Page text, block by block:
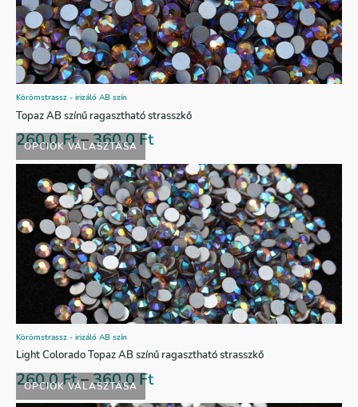
OPCIÓK VÁLASZTÁSA
Körömstrassz - irizáló AB szín
Topaz AB színű ragasztható strasszkő
260,0Ft–360,0Ft
OPCIÓK VÁLASZTÁSA
Körömstrassz - irizáló AB szín
Light Colorado Topaz AB színű ragasztható strasszkő
260,0Ft–360,0Ft